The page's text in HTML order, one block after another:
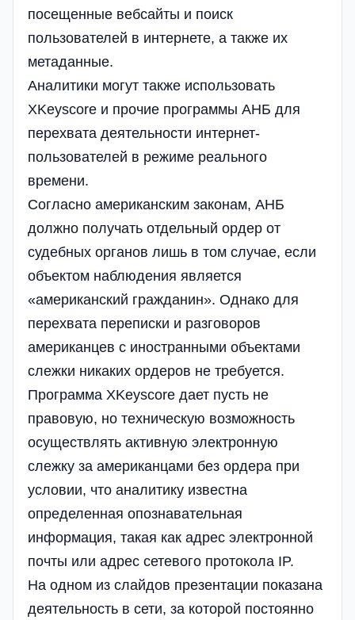
посещенные вебсайты и поиск
пользователей в интернете, а также их
метаданные.
Аналитики могут также использовать
XKeyscore и прочие программы АНБ для
перехвата деятельности интернет-
пользователей в режиме реального
времени.
Согласно американским законам, АНБ
должно получать отдельный ордер от
судебных органов лишь в том случае, если
объектом наблюдения является
«американский гражданин». Однако для
перехвата переписки и разговоров
американцев с иностранными объектами
слежки никаких ордеров не требуется.
Программа XKeyscore дает пусть не
правовую, но техническую возможность
осуществлять активную электронную
слежку за американцами без ордера при
условии, что аналитику известна
определенная опознавательная
информация, такая как адрес электронной
почты или адрес сетевого протокола IP.
На одном из слайдов презентации показана
деятельность в сети, за которой постоянно